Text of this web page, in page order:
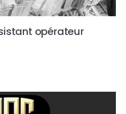
opérateur